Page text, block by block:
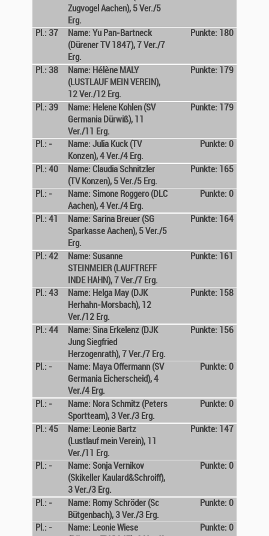
Zugvogel Aachen), 5 Ver./5
Erg.
Pl.: 37
Name: Yu Pan-Bartneck
(Dürener TV 1847), 7 Ver./7
Erg.
Punkte: 180
Pl.: 38
Name: Hélène MALY
(LUSTLAUF MEIN VEREIN),
12 Ver./12 Erg.
Punkte: 179
Pl.: 39
Name: Helene Kohlen (SV
Germania Dürwiß), 11
Ver./11 Erg.
Punkte: 179
Pl.: -
Name: Julia Kuck (TV
Konzen), 4 Ver./4 Erg.
Punkte: 0
Pl.: 40
Name: Claudia Schnitzler
(TV Konzen), 5 Ver./5 Erg.
Punkte: 165
Pl.: -
Name: Simone Roggero (DLC
Aachen), 4 Ver./4 Erg.
Punkte: 0
Pl.: 41
Name: Sarina Breuer (SG
Sparkasse Aachen), 5 Ver./5
Erg.
Punkte: 164
Pl.: 42
Name: Susanne
STEINMEIER (LAUFTREFF
INDE HAHN), 7 Ver./7 Erg.
Punkte: 161
Pl.: 43
Name: Helga May (DJK
Herhahn-Morsbach), 12
Ver./12 Erg.
Punkte: 158
Pl.: 44
Name: Sina Erkelenz (DJK
Jung Siegfried
Herzogenrath), 7 Ver./7 Erg.
Punkte: 156
Pl.: -
Name: Maya Offermann (SV
Germania Eicherscheid), 4
Ver./4 Erg.
Punkte: 0
Pl.: -
Name: Nora Schmitz (Peters
Sportteam), 3 Ver./3 Erg.
Punkte: 0
Pl.: 45
Name: Leonie Bartz
(Lustlauf mein Verein), 11
Ver./11 Erg.
Punkte: 147
Pl.: -
Name: Sonja Vernikov
(Skikeller Kaulard&Schroiff),
3 Ver./3 Erg.
Punkte: 0
Pl.: -
Name: Romy Schröder (Sc
Bütgenbach), 3 Ver./3 Erg.
Punkte: 0
Pl.: -
Name: Leonie Wiese
Punkte: 0